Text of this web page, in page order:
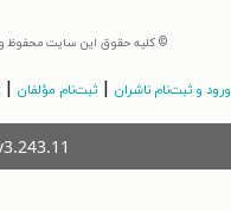
© کلیه حقوق این سایت محفوظ و
ورود و ثبت‌نام ناشران ثبت‌نام مؤلفان
3.243.11